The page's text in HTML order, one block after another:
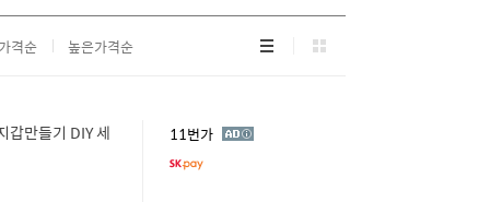
격순 높은가격순 리
스
그
리
갑만들기 DIY 세
11번가 광